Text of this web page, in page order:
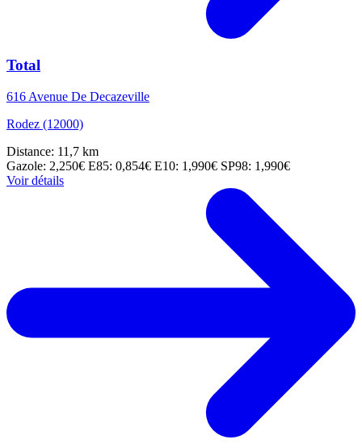
Total
616 Avenue De Decazeville
Rodez (12000)
Distance: 11,7 km
Gazole: 2,250€ E85: 0,854€ E10: 1,990€ SP98: 1,990€
Voir détails